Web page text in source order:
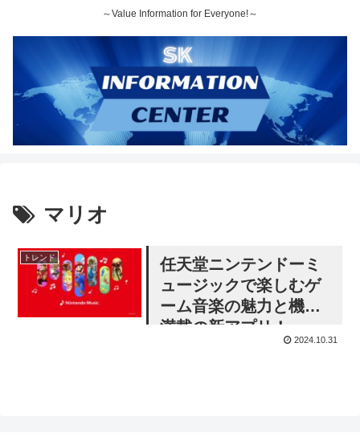
～Value Information for Everyone!～
マリオ
トレンド
任天堂ニンテンドーミ
ュージックで楽しむゲ
ーム音楽の魅力と機能
満載の新アプリ！
Nintendo Switch
2024.10.31